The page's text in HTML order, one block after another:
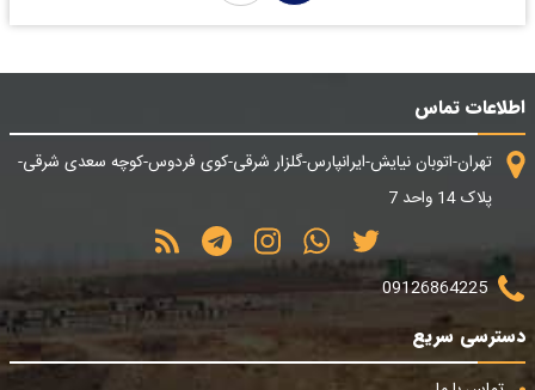
اطلاعات تماس
تهران-اتوبان نیایش-ایرانپارس-گلزار شرقی-کوی فردوس-کوچه سعدی شرقی-
پلاک 14 واحد 7
09126864225
دسترسی سریع